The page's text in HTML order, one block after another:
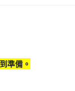
準備。